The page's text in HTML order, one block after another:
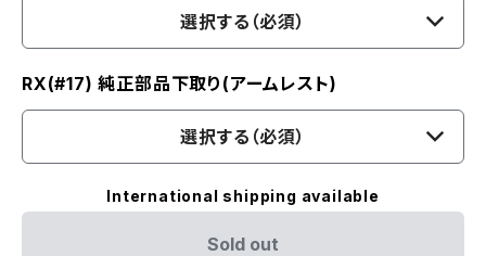
選択する（必須）
RX(#17) 純正部品下取り(アームレスト)
選択する（必須）
International shipping available
Sold out